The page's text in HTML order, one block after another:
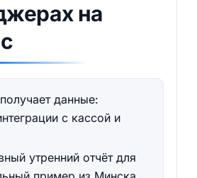
на
данные:
с кассой и
утренний отчёт для